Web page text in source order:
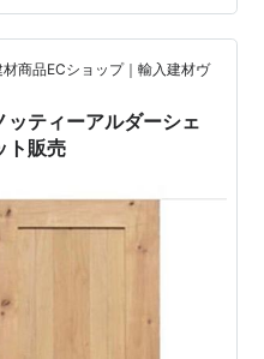
に使うの？？ まずは基本
とは”塗料を薄めるた
のハケやローラーを洗った
商品ECショップ｜輸入建材ヴ
ティーアルダーシェ
ト販売